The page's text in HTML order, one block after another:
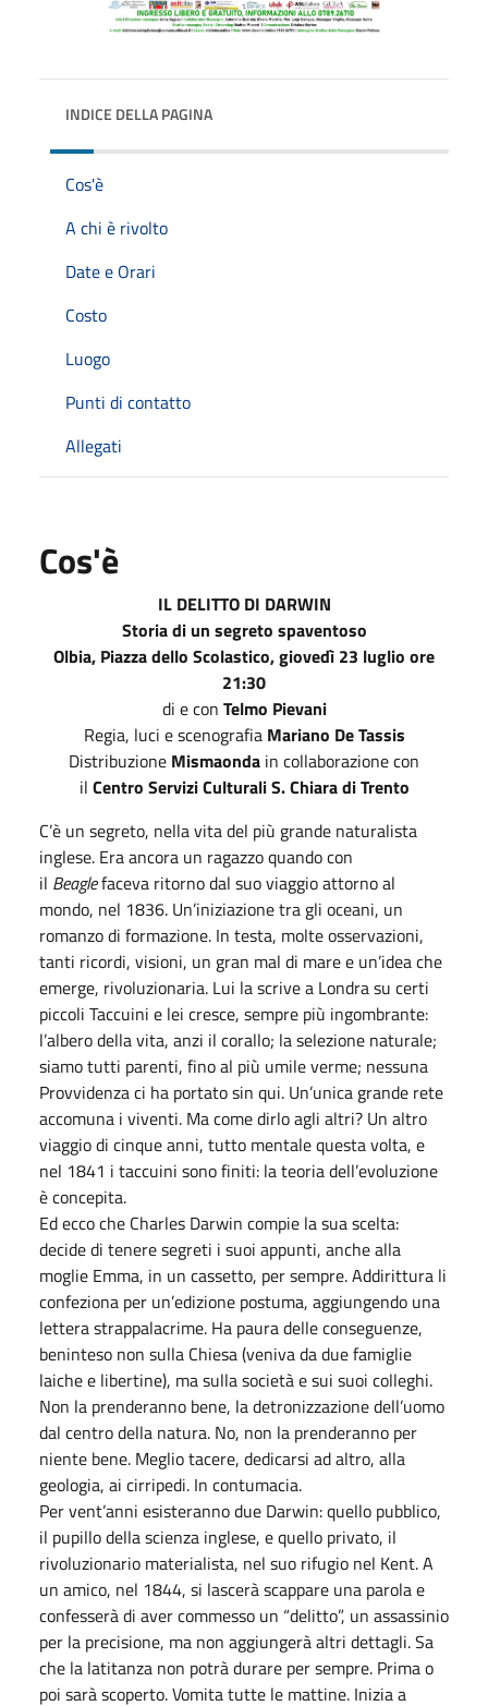
INDICE DELLA PAGINA
Cos'è
A chi è rivolto
Date e Orari
Costo
Luogo
Punti di contatto
Allegati
Cos'è
IL DELITTO DI DARWIN
Storia di un segreto spaventoso
Olbia, Piazza dello Scolastico, giovedì 23 luglio ore
21:30
di e con Telmo Pievani
Regia, luci e scenografia Mariano De Tassis
Distribuzione Mismaonda in collaborazione con
il Centro Servizi Culturali S. Chiara di Trento
C’è un segreto, nella vita del più grande naturalista
inglese. Era ancora un ragazzo quando con
il Beaglefaceva ritorno dal suo viaggio attorno al
mondo, nel 1836. Un’iniziazione tra gli oceani, un
romanzo di formazione. In testa, molte osservazioni,
tanti ricordi, visioni, un gran mal di mare e un’idea che
emerge, rivoluzionaria. Lui la scrive a Londra su certi
piccoli Taccuini e lei cresce, sempre più ingombrante:
l’albero della vita, anzi il corallo; la selezione naturale;
siamo tutti parenti, fino al più umile verme; nessuna
Provvidenza ci ha portato sin qui. Un’unica grande rete
accomuna i viventi. Ma come dirlo agli altri? Un altro
viaggio di cinque anni, tutto mentale questa volta, e
nel 1841 i taccuini sono finiti: la teoria dell’evoluzione
è concepita.
Ed ecco che Charles Darwin compie la sua scelta:
decide di tenere segreti i suoi appunti, anche alla
moglie Emma, in un cassetto, per sempre. Addirittura li
confeziona per un’edizione postuma, aggiungendo una
lettera strappalacrime. Ha paura delle conseguenze,
beninteso non sulla Chiesa (veniva da due famiglie
laiche e libertine), ma sulla società e sui suoi colleghi.
Non la prenderanno bene, la detronizzazione dell’uomo
dal centro della natura. No, non la prenderanno per
niente bene. Meglio tacere, dedicarsi ad altro, alla
geologia, ai cirripedi. In contumacia.
Per vent’anni esisteranno due Darwin: quello pubblico,
il pupillo della scienza inglese, e quello privato, il
rivoluzionario materialista, nel suo rifugio nel Kent. A
un amico, nel 1844, si lascerà scappare una parola e
confesserà di aver commesso un “delitto”, un assassinio
per la precisione, ma non aggiungerà altri dettagli. Sa
che la latitanza non potrà durare per sempre. Prima o
poi sarà scoperto. Vomita tutte le mattine. Inizia a